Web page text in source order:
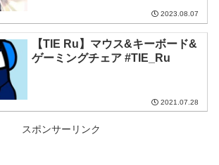
2023.08.07
【TIE Ru】マウス&キーボード&
ゲーミングチェア #TIE_Ru
2021.07.28
スポンサーリンク